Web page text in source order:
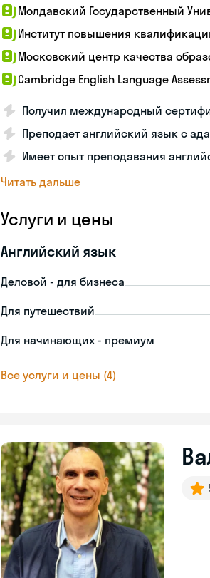
Молдавский Государственный
Институт повышения
Московский центр качества
Cambridge English Language
Получил международный
Преподает английский язык с
Имеет опыт преподавания
Читать дальше
Услуги и цены
Английский язык
Деловой - для бизнеса
Для путешествий
Для начинающих - премиум
Все услуги и цены (4)